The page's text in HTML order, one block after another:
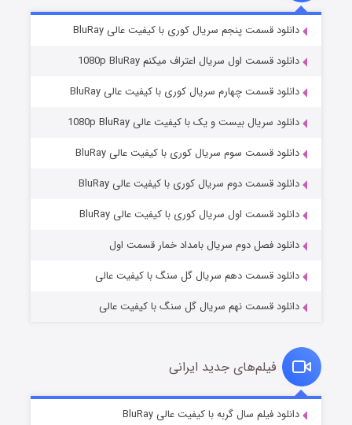
قسمت۲ (زیرنویس) منتشر شد
مردگان متحرک: شهر مرده ۳
قسمت۲ (زیرنویس) منتشر شد
قسمت۷ (زیرنویس) منتشر شد
دانلود قسمت پنجم سریال کوری با کیفیت عالی BluRay
دانلود قسمت اول سریال اعتراف میکنم 1080p BluRay
دانلود قسمت چهارم سریال کوری با کیفیت عالی BluRay
دانلود سریال بیست و یک با کیفیت عالی 1080p BluRay
دانلود قسمت سوم سریال کوری با کیفیت عالی BluRay
دانلود قسمت دوم سریال کوری با کیفیت عالی BluRay
دانلود قسمت اول سریال کوری با کیفیت عالی BluRay
دانلود فصل دوم سریال بامداد خمار قسمت اول
دانلود قسمت دهم سریال گل سنگ با کیفیت عالی
دانلود قسمت نهم سریال گل سنگ با کیفیت عالی
فیلم‌های جدید ایرانی
دانلود فیلم سال گربه با کیفیت عالی BluRay